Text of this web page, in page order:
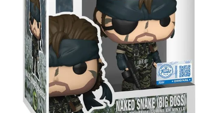
Used
Accessoires
Board Games
Cadeaubon